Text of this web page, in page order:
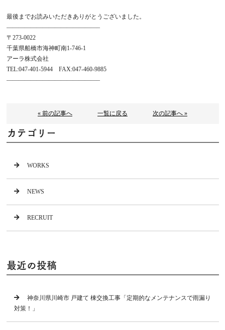
最後までお読みいただきありがとうございました。
———————————————–
〒273-0022
千葉県船橋市海神町南1-746-1
アーラ株式会社
TEL:047-401-5944 FAX:047-460-9885
———————————————–
« 前の記事へ 一覧に戻る 次の記事へ »
カテゴリー
WORKS
NEWS
RECRUIT
最近の投稿
神奈川県川崎市 戸建て 棟交換工事「定期的なメンテナンスで雨漏り
対策！」